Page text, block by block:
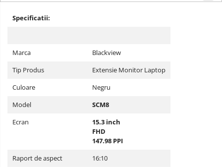
Specificatii:
Marca
Blackview
Tip Produs
Extensie Monitor Laptop
Culoare
Negru
Model
SCM8
Ecran
15.3 inch
FHD
147.98 PPI
Raport de aspect
16:10